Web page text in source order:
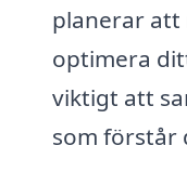
planerar att
optimera
viktigt att
som förstår